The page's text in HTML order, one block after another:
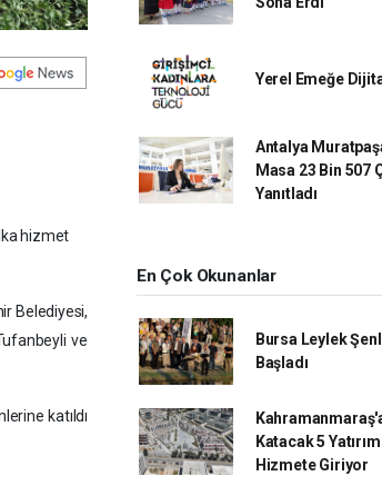
hizmet
Belediyesi,
ve
katıldı
Yerel Emeğe
Antalya
Masa 23 Bin 507
Yanıtladı
En Çok Okunanlar
Bursa Leylek
Başladı
Katacak 5
Hizmete Giriyor